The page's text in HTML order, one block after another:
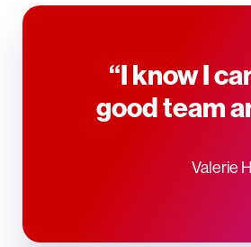
“I know I
good team
Valerie